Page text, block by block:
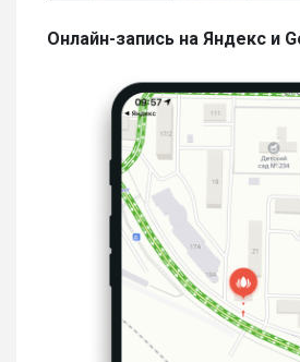
Онлайн-запись на Яндекс и